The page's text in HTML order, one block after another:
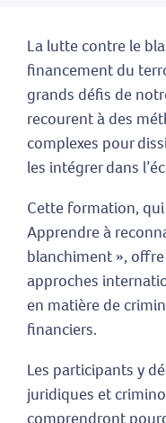
La lutte contre le
financement du
grands défis de
recourent à des
complexes pour
les intégrer dans
Cette formation,
Apprendre à
blanchiment »,
approches
en matière de
financiers.
Les participants y
juridiques et